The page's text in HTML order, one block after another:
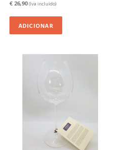
€ 26,90 (Iva incluído)
ADICIONAR